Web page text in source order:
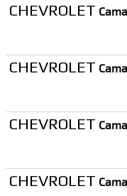
CHEVROLET
CHEVROLET
CHEVROLET
CHEVROLET